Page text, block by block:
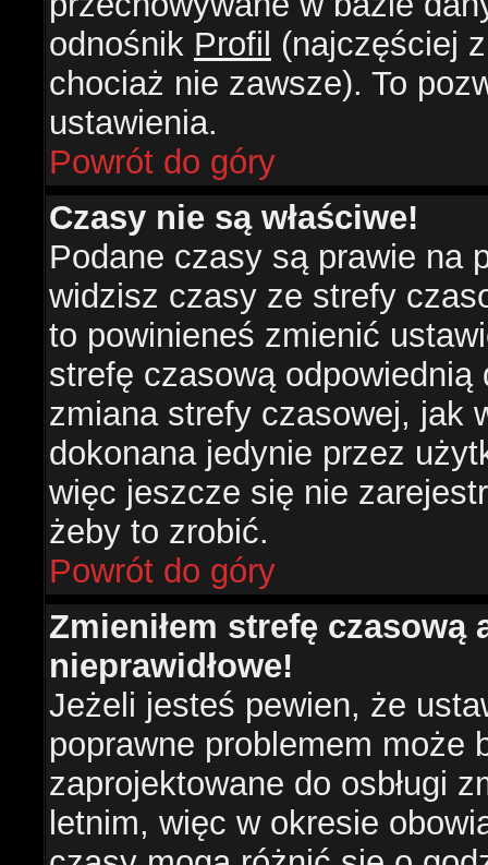
odnośnik Profil (najczęściej
chociaż nie zawsze). To
ustawienia.
Powrót do góry
Czasy nie są właściwe!
Podane czasy są prawie na
widzisz czasy ze strefy
to powinieneś zmienić
strefę czasową
zmiana strefy czasowej, jak
dokonana jedynie przez
więc jeszcze się nie
żeby to zrobić.
Powrót do góry
Zmieniłem strefę czasową
nieprawidłowe!
Jeżeli jesteś pewien, że
poprawne problemem może
zaprojektowane do osbługi
letnim, więc w okresie